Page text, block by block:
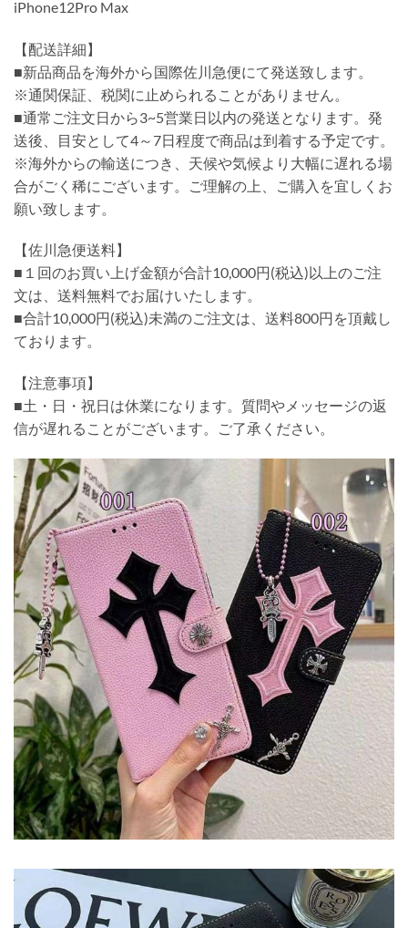
iPhone12Pro Max
【配送詳細】
■新品商品を海外から国際佐川急便にて発送致します。
※通関保証、税関に止められることがありません。
■通常ご注文日から3~5営業日以内の発送となります。発
送後、目安として4～7日程度で商品は到着する予定です。
※海外からの輸送につき、天候や気候より大幅に遅れる場
合がごく稀にございます。ご理解の上、ご購入を宜しくお
願い致します。
【佐川急便送料】
■１回のお買い上げ金額が合計10,000円(税込)以上のご注
文は、送料無料でお届けいたします。
■合計10,000円(税込)未満のご注文は、送料800円を頂戴し
ております。
【注意事項】
■土・日・祝日は休業になります。質問やメッセージの返
信が遅れることがございます。ご了承ください。